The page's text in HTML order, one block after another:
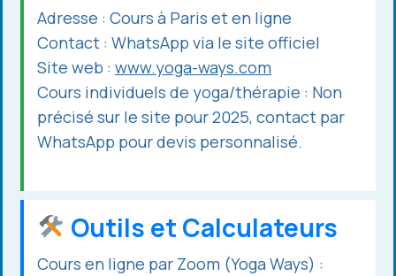
Adresse : Cours à Paris et en ligne
Contact : WhatsApp via le site officiel
Site web : www.yoga-ways.com
Cours individuels de yoga/thérapie : Non
précisé sur le site pour 2025, contact par
WhatsApp pour devis personnalisé.
Outils et Calculateurs
Cours en ligne par Zoom (Yoga Ways) :